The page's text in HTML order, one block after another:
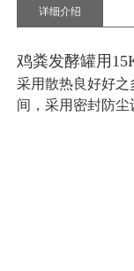
详细介绍
鸡粪发酵罐用
采用散热良好好
间，采用密封防